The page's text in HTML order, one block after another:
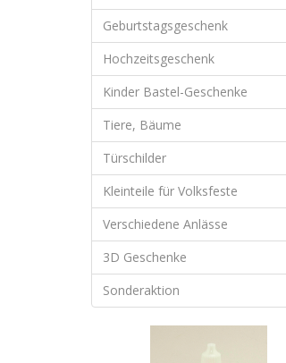
Geburtstagsgeschenk
Hochzeitsgeschenk
Kinder Bastel-Geschenke
Tiere, Bäume
Türschilder
Kleinteile für Volksfeste
Verschiedene Anlässe
3D Geschenke
Sonderaktion